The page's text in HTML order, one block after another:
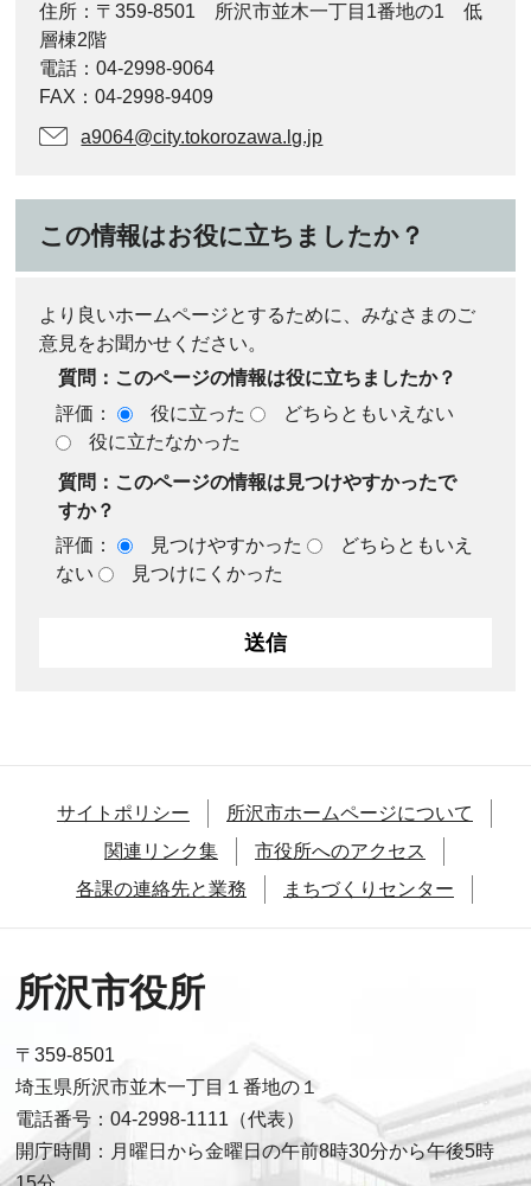
住所：〒359-8501 所沢市並木一丁目1番地の1 低
層棟2階
電話：04-2998-9064
FAX：04-2998-9409
a9064@city.tokorozawa.lg.jp
この情報はお役に立ちましたか？
より良いホームページとするために、みなさまのご
意見をお聞かせください。
質問：このページの情報は役に立ちましたか？
評価：
役に立った
どちらともいえない
役に立たなかった
質問：このページの情報は見つけやすかったで
すか？
評価：
見つけやすかった
どちらともいえ
ない
見つけにくかった
サイトポリシー
所沢市ホームページについて
関連リンク集
市役所へのアクセス
各課の連絡先と業務
まちづくりセンター
所沢市役所
〒359-8501
埼玉県所沢市並木一丁目１番地の１
電話番号：04-2998-1111（代表）
開庁時間：月曜日から金曜日の午前8時30分から午後5時